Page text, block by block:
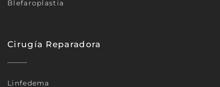
Blefaroplastia
Cirugía Reparadora
Linfedema